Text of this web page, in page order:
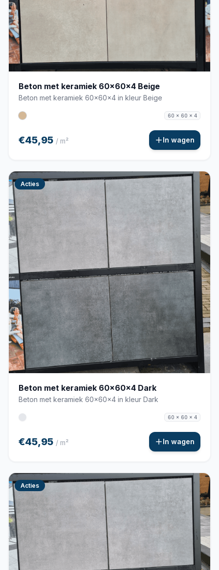
Beton met keramiek 60x60x4 Beige
Beton met keramiek 60x60x4 in kleur Beige
60 x 60 x 4
€45,95 / m² In wagen
Acties
Beton met keramiek 60x60x4 Dark
Beton met keramiek 60x60x4 in kleur Dark
60 x 60 x 4
€45,95 / m² In wagen
Acties